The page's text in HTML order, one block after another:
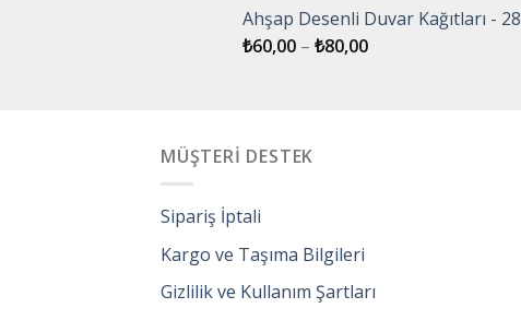
Ahşap Desenli Duvar Kağıtları - 28
₺60,00 – ₺80,00
MÜŞTERİ DESTEK
Sipariş İptali
Kargo ve Taşıma Bilgileri
Gizlilik ve Kullanım Şartları